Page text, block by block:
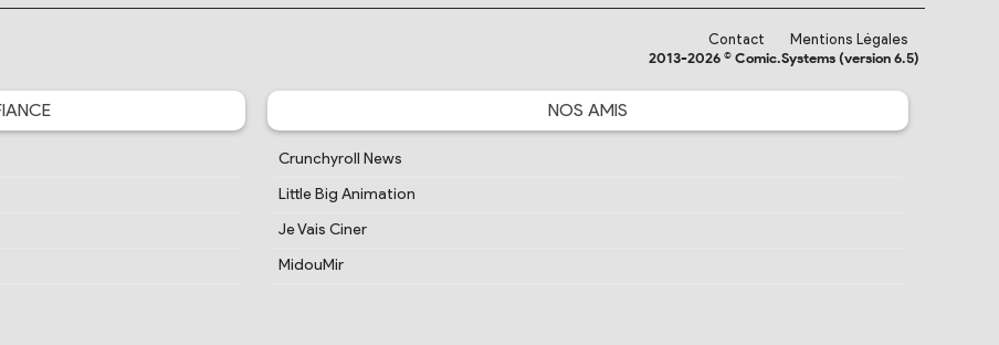
Contact
Mentions Légales
2013-2026 © Comic.Systems (version 6.5)
NOS AMIS
Crunchyroll News
Little Big Animation
Je Vais Ciner
MidouMir